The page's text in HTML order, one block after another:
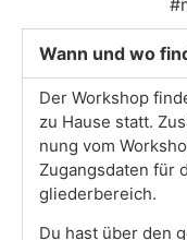
Wann und wo
Der Work­shop
zu Hau­se statt.
nung vom
Zugangs­da­ten für
glie­der­be­reich.
Du hast über den